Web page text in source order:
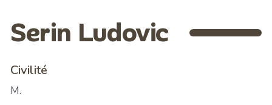
Serin Ludovic
Civilité
M.